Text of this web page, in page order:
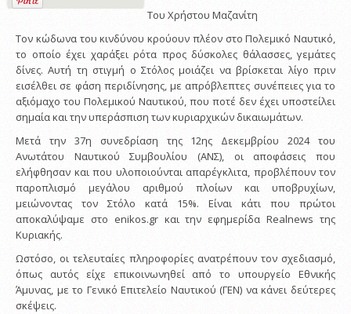
Του Χρήστου Μαζανίτη
Τον κώδωνα του κινδύνου κρούουν πλέον στο Πολεμικό Ναυτικό,
το οποίο έχει χαράξει ρότα προς δύσκολες θάλασσες, γεμάτες
δίνες. Αυτή τη στιγμή ο Στόλος μοιάζει να βρίσκεται λίγο πριν
εισέλθει σε φάση περιδίνησης, με απρόβλεπτες συνέπειες για το
αξιόμαχο του Πολεμικού Ναυτικού, που ποτέ δεν έχει υποστείλει
σημαία και την υπεράσπιση των κυριαρχικών δικαιωμάτων.
Μετά την 37η συνεδρίαση της 12ης Δεκεμβρίου 2024 του
Ανωτάτου Ναυτικού Συμβουλίου (ΑΝΣ), οι αποφάσεις που
ελήφθησαν και που υλοποιούνται απαρέγκλιτα, προβλέπουν τον
παροπλισμό μεγάλου αριθμού πλοίων και υποβρυχίων,
μειώνοντας τον Στόλο κατά 15%. Είναι κάτι που πρώτοι
αποκαλύψαμε στο enikos.gr και την εφημερίδα Realnews της
Κυριακής.
Ωστόσο, οι τελευταίες πληροφορίες ανατρέπουν τον σχεδιασμό,
όπως αυτός είχε επικοινωνηθεί από το υπουργείο Εθνικής
Άμυνας, με το Γενικό Επιτελείο Ναυτικού (ΓΕΝ) να κάνει δεύτερες
σκέψεις.